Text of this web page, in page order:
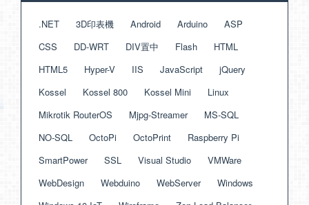
.NET 3D印表機 Android Arduino
ASP
CSS
DD-WRT DIV置中 Flash
HTML
HTML5
Hyper-V IIS JavaScript
jQuery
Kossel
Kossel 800 Kossel Mini
Linux
Mikrotik RouterOS
Mjpg-Streamer
MS-SQL
NO-SQL
OctoPi OctoPrint
Raspberry Pi
SmartPower
SSL Visual Studio
VMWare
WebDesign
Webduino WebServer
Windows